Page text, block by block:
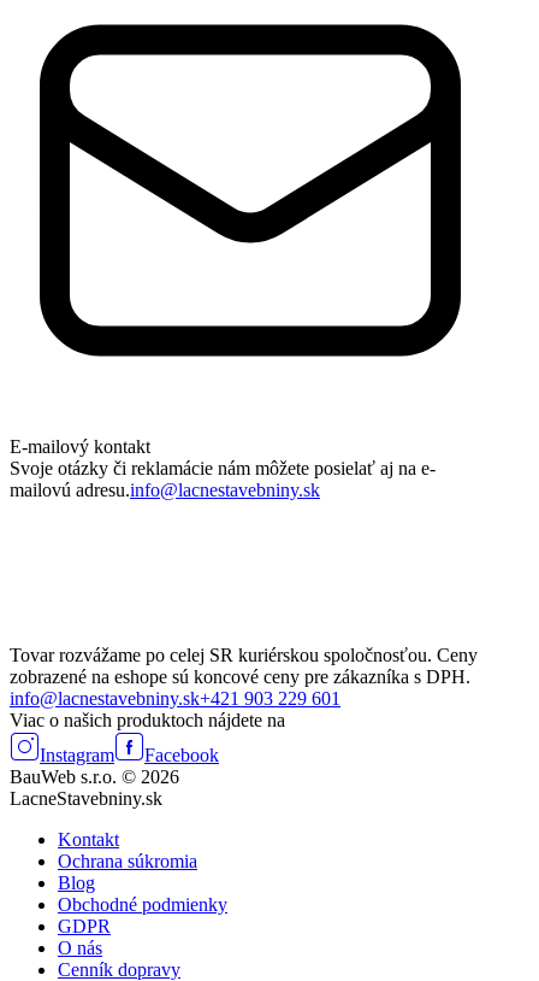
E-mailový kontakt
Svoje otázky či reklamácie nám môžete posielať aj na e-
mailovú adresu.info@lacnestavebniny.sk
Tovar rozvážame po celej SR kuriérskou spoločnosťou. Ceny
zobrazené na eshope sú koncové ceny pre zákazníka s DPH.
info@lacnestavebniny.sk+421 903 229 601
Viac o našich produktoch nájdete na
Instagram
Facebook
BauWeb s.r.o. © 2026
LacneStavebniny.sk
Kontakt
Ochrana súkromia
Blog
Obchodné podmienky
GDPR
O nás
Cenník dopravy